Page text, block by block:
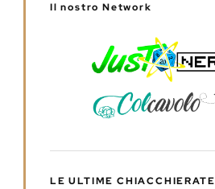
Il nostro Network
LE ULTIME CHIACCHIERATE